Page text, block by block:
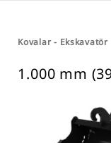
Kovalar - Ekskavatör
1.000 mm